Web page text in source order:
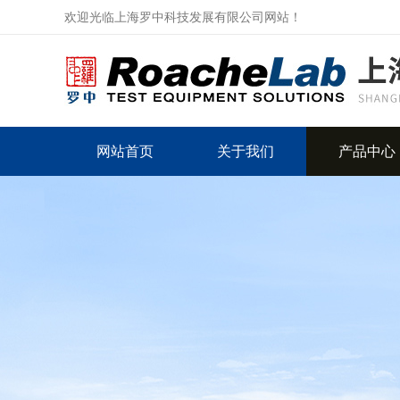
欢迎光临上海罗中科技发展有限公司网站！
网站首页 关于我们 产品中心